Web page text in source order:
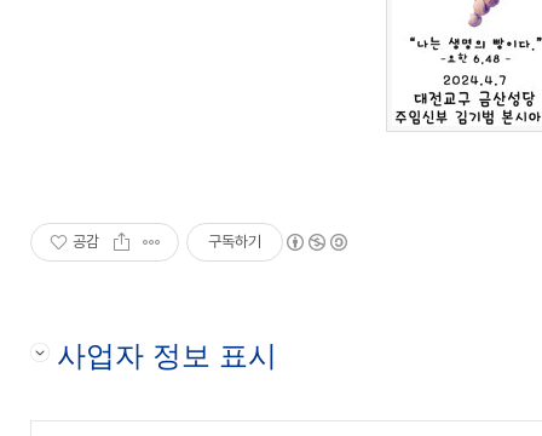
공감 구독하기
사업자 정보 표시